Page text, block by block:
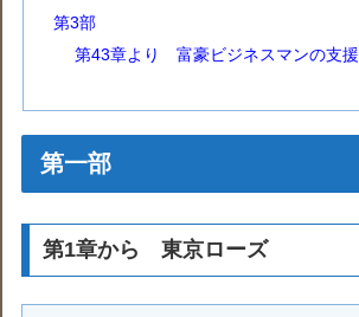
第3部
第43章より 富豪ビジネスマンの支援
第一部
第1章から 東京ローズ